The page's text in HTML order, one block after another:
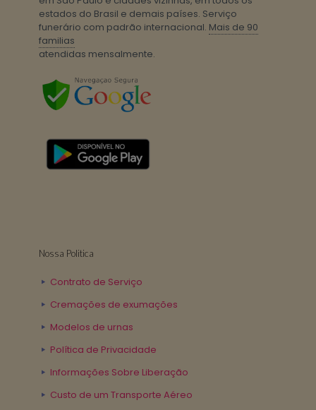
estados do Brasil e demais países. Serviço
funerário com padrão internacional. Mais de 90
familias
atendidas mensalmente.
Nossa Politica
Contrato de Serviço
Cremações de exumações
Modelos de urnas
Política de Privacidade
Informações Sobre Liberação
Custo de um Transporte Aéreo